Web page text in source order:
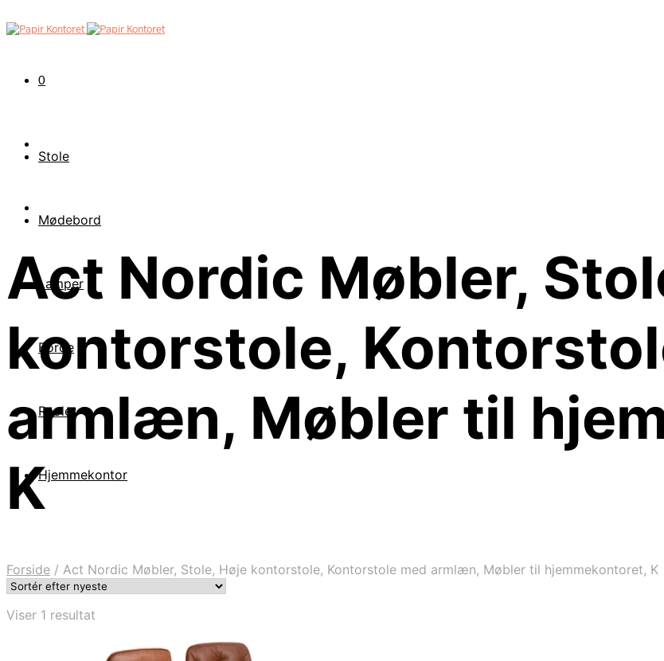
0
Stole
Mødebord
Lamper
Borde
Reoler
Hjemmekontor
Act Nordic Møbler,
kontorstole,
armlæn, Møbler til
K
Forside / Act Nordic Møbler, Stole, Høje kontorstole, Kontorstole med armlæn, Møbler til hjemmekontoret, K
Viser 1 resultat